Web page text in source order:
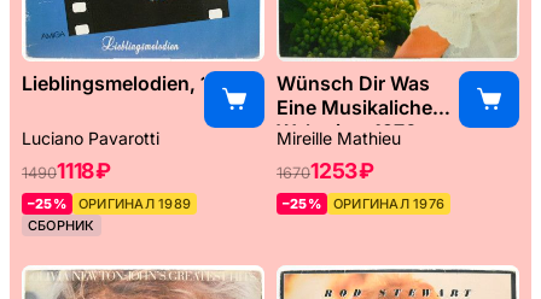
Lieblingsmelodien, 1989
Luciano Pavarotti
14901118 ₽
–25%
ОРИГИНАЛ 1989
СБОРНИК
Wünsch Dir Was
Eine Musikaliche
Weltreise, 1976
Mireille Mathieu
16701253 ₽
–25% ОРИГИНАЛ 1976